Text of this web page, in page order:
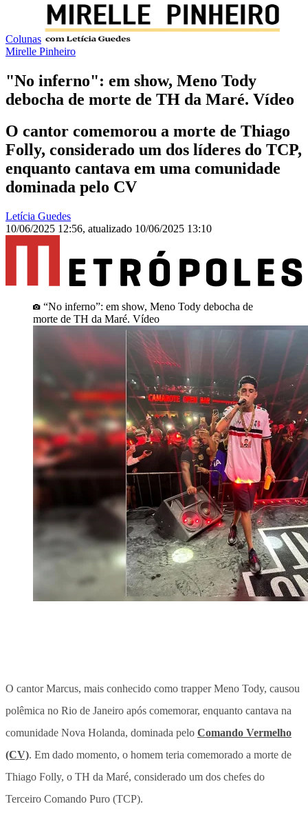
Colunas
Mirelle Pinheiro
"No inferno": em show, Meno Tody
debocha de morte de TH da Maré. Vídeo
O cantor comemorou a morte de Thiago
Folly, considerado um dos líderes do TCP,
enquanto cantava em uma comunidade
dominada pelo CV
Letícia Guedes
10/06/2025 12:56, atualizado 10/06/2025 13:10
“No inferno”: em show, Meno Tody debocha de
morte de TH da Maré. Vídeo
O cantor Marcus, mais conhecido como trapper Meno Tody, causou
polêmica no Rio de Janeiro após comemorar, enquanto cantava na
comunidade Nova Holanda, dominada pelo Comando Vermelho
(CV). Em dado momento, o homem teria comemorado a morte de
Thiago Folly, o TH da Maré, considerado um dos chefes do
Terceiro Comando Puro (TCP).